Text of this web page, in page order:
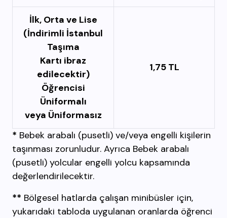
İlk, Orta ve Lise
(İndirimli İstanbul
Taşıma
Kartı ibraz
edilecektir)
Öğrencisi
Üniformalı
veya Üniformasız
1,75 TL
* Bebek arabalı (pusetli) ve/veya engelli kişilerin
taşınması zorunludur. Ayrıca Bebek arabalı
(pusetli) yolcular engelli yolcu kapsamında
değerlendirilecektir.
** Bölgesel hatlarda çalışan minibüsler için,
yukarıdaki tabloda uygulanan oranlarda öğrenci